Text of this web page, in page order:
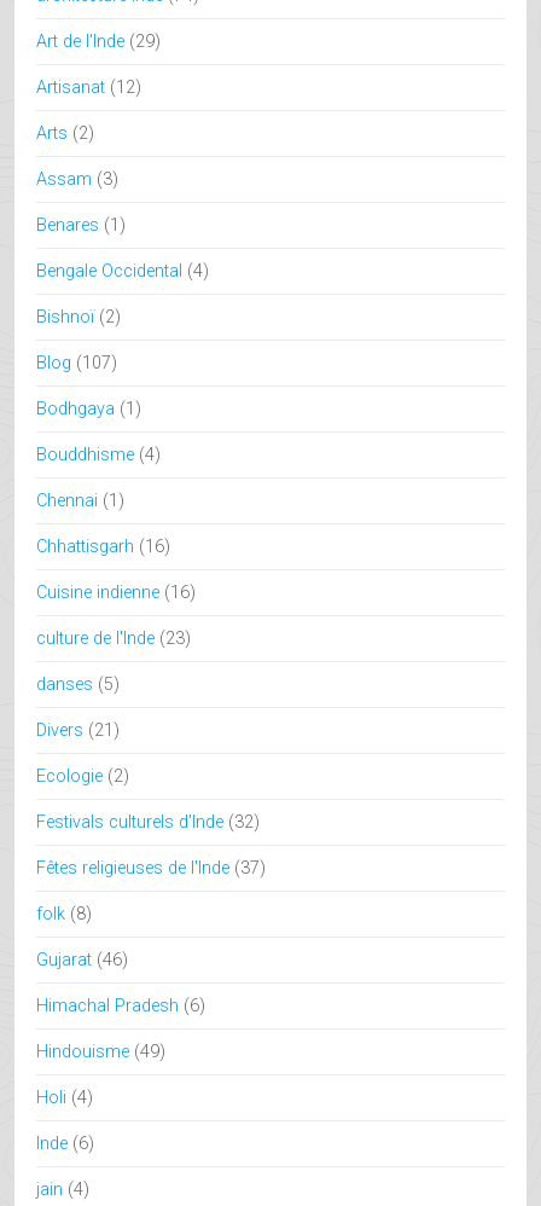
Art de l'Inde (29)
Artisanat (12)
Arts (2)
Assam (3)
Benares (1)
Bengale Occidental (4)
Bishnoï(2)
Blog (107)
Bodhgaya (1)
Bouddhisme (4)
Chennai (1)
Chhattisgarh (16)
Cuisine indienne (16)
culture de l'Inde (23)
danses (5)
Divers (21)
Ecologie (2)
Festivals culturels d'Inde (32)
Fêtes religieuses de l'Inde (37)
folk (8)
Gujarat (46)
Himachal Pradesh (6)
Hindouisme (49)
Holi (4)
Inde (6)
jain (4)